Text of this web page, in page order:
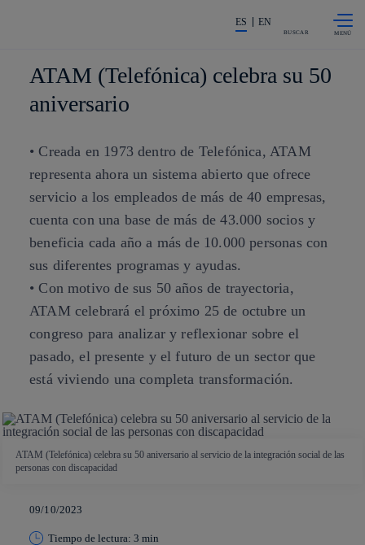
La acción en accionistas e
ES EN
BUSCAR
ATAM (Telefónica) celebra su 50
aniversario
• Creada en 1973 dentro de Telefónica, ATAM
representa ahora un sistema abierto que ofrece
servicio a los empleados de más de 40 empresas,
cuenta con una base de más de 43.000 socios y
beneficia cada año a más de 10.000 personas con
sus diferentes programas y ayudas.
• Con motivo de sus 50 años de trayectoria,
ATAM celebrará el próximo 25 de octubre un
congreso para analizar y reflexionar sobre el
pasado, el presente y el futuro de un sector que
está viviendo una completa transformación.
ATAM (Telefónica) celebra su 50 aniversario al servicio de la integración social de las
personas con discapacidad
09/10/2023
Tiempo de lectura: 3 min